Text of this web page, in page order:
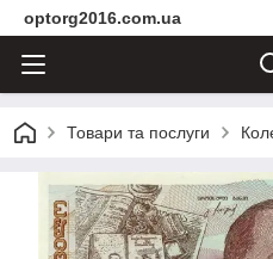
optorg2016.com.ua
Товари та послуги